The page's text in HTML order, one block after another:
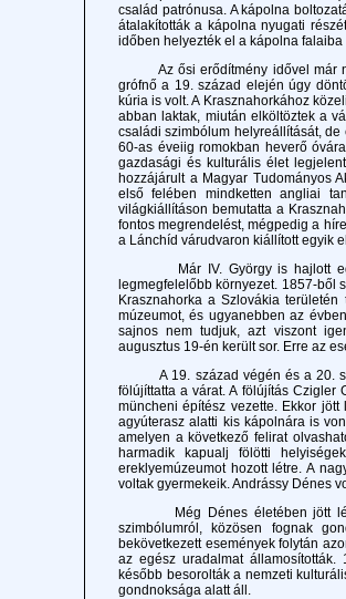
család patrónusa. A kápolna
átalakították a kápolna nyugati
időben helyezték el a kápolna
Az ősi erődítmény idővel már
grófnő a 19. század elején úgy
kúria is volt. A Krasznahorkához
abban laktak, miután elköltöztek a
családi szimbólum helyreállítását,
60-as éveiig romokban heverő
gazdasági és kulturális élet
hozzájárult a Magyar Tudományos
első felében mindketten angliai
világkiállításon bemutatta a
fontos megrendelést, mégpedig a
a Lánchíd várudvaron kiállított egyik
Már IV. György is hajlott egy
legmegfelelőbb környezet. 1857-ből
Krasznahorka a Szlovákia
múzeumot, és ugyanebben az
sajnos nem tudjuk, azt viszont
augusztus 19-én került sor. Erre az
A 19. század végén és a 20.
fölújíttatta a várat. A fölújítás Czigler
müncheni építész vezette. Ekkor
agyúterasz alatti kis kápolnára is
amelyen a következő felirat
harmadik kapualj fölötti
ereklyemúzeumot hozott létre. A
voltak gyermekeik. Andrássy Dénes
Még Dénes életében jött létre
szimbólumról, közösen fognak
bekövetkezett események folytán
az egész uradalmat
később besorolták a nemzeti
gondnoksága alatt áll.